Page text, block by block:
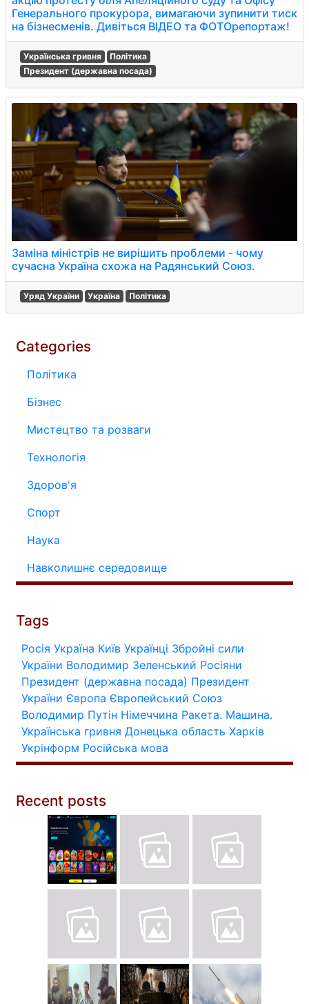
Генерального прокурора, вимагаючи зупинити тиск
на бізнесменів. Дивіться ВІДЕО та ФОТОрепортаж!
Українська гривня
Політика
Президент (державна посада)
Заміна міністрів не вирішить проблеми - чому
сучасна Україна схожа на Радянський Союз.
Уряд України Україна Політика
Categories
Політика
Бізнес
Мистецтво та розваги
Технологія
Здоров'я
Спорт
Наука
Навколишнє середовище
Tags
Росія Україна Київ Українці Збройні сили
України Володимир Зеленський Росіяни
Президент (державна посада) Президент
України Європа Європейський Союз
Володимир Путін Німеччина Ракета. Машина.
Українська гривня Донецька область Харків
Укрінформ Російська мова
Recent posts